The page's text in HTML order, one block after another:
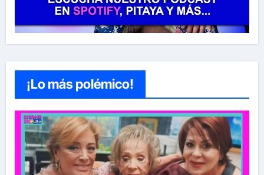
¡Lo más polémico!